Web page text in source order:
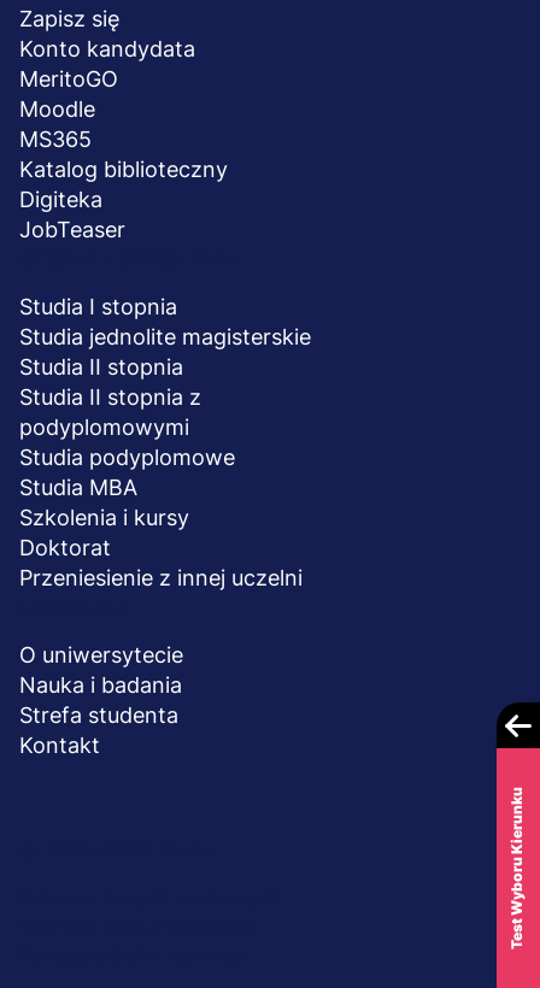
stopka
Zapisz się
Konto kandydata
MeritoGO
Moodle
MS365
Katalog biblioteczny
Digiteka
JobTeaser
Studia I stopnia
Studia jednolite magisterskie
Studia II stopnia
Studia II stopnia z
podyplomowymi
Studia podyplomowe
Studia MBA
Szkolenia i kursy
Doktorat
Przeniesienie z innej uczelni
O uniwersytecie
Nauka i badania
Strefa studenta
Kontakt
Test Wyboru Kierunku